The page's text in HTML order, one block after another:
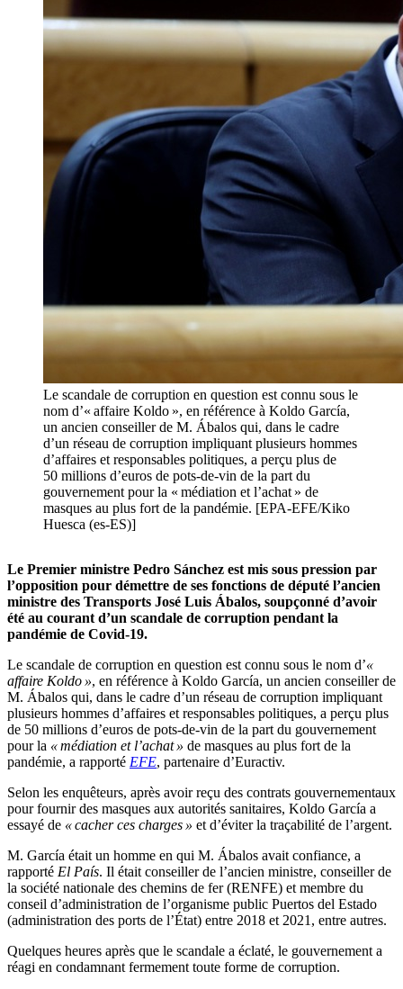
Le scandale de corruption en question est connu sous le
nom d’« affaire Koldo », en référence à Koldo García,
un ancien conseiller de M. Ábalos qui, dans le cadre
d’un réseau de corruption impliquant plusieurs hommes
d’affaires et responsables politiques, a perçu plus de
50 millions d’euros de pots-de-vin de la part du
gouvernement pour la « médiation et l’achat » de
masques au plus fort de la pandémie. [EPA-EFE/Kiko
Huesca (es-ES)]
Le Premier ministre Pedro Sánchez est mis sous pression par
l’opposition pour démettre de ses fonctions de député l’ancien
ministre des Transports José Luis Ábalos, soupçonné d’avoir
été au courant d’un scandale de corruption pendant la
pandémie de Covid-19.
Le scandale de corruption en question est connu sous le nom d’«
affaire Koldo », en référence à Koldo García, un ancien conseiller de
M. Ábalos qui, dans le cadre d’un réseau de corruption impliquant
plusieurs hommes d’affaires et responsables politiques, a perçu plus
de 50 millions d’euros de pots-de-vin de la part du gouvernement
pour la « médiation et l’achat » de masques au plus fort de la
pandémie, a rapporté EFE, partenaire d’Euractiv.
Selon les enquêteurs, après avoir reçu des contrats gouvernementaux
pour fournir des masques aux autorités sanitaires, Koldo García a
essayé de « cacher ces charges » et d’éviter la traçabilité de l’argent.
M. García était un homme en qui M. Ábalos avait confiance, a
rapporté El País. Il était conseiller de l’ancien ministre, conseiller de
la société nationale des chemins de fer (RENFE) et membre du
conseil d’administration de l’organisme public Puertos del Estado
(administration des ports de l’État) entre 2018 et 2021, entre autres.
Quelques heures après que le scandale a éclaté, le gouvernement a
réagi en condamnant fermement toute forme de corruption.